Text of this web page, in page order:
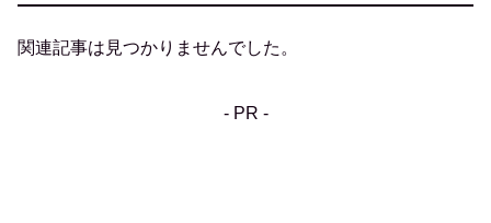
関連記事は見つかりませんでした。
- PR -